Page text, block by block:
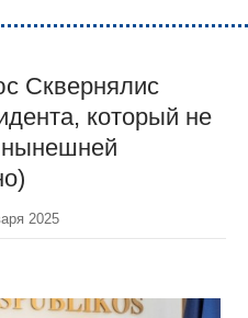
Сквернялис
который не
нынешней
2025